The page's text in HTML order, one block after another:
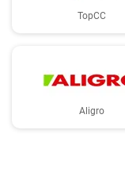
TopCC
Aligro